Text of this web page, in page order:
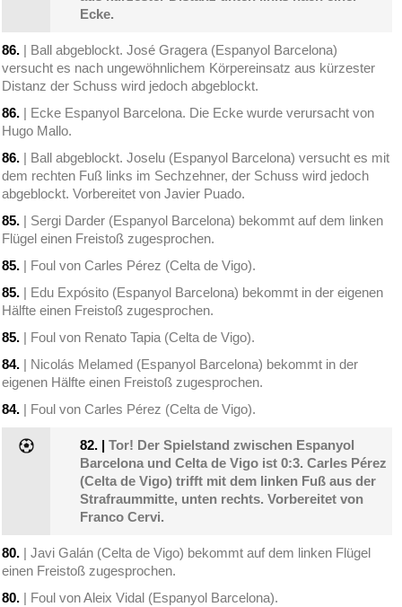
Ecke.
86. | Ball abgeblockt. José Gragera (Espanyol Barcelona)
versucht es nach ungewöhnlichem Körpereinsatz aus kürzester
Distanz der Schuss wird jedoch abgeblockt.
86. | Ecke Espanyol Barcelona. Die Ecke wurde verursacht von
Hugo Mallo.
86. | Ball abgeblockt. Joselu (Espanyol Barcelona) versucht es mit
dem rechten Fuß links im Sechzehner, der Schuss wird jedoch
abgeblockt. Vorbereitet von Javier Puado.
85. | Sergi Darder (Espanyol Barcelona) bekommt auf dem linken
Flügel einen Freistoß zugesprochen.
85. | Foul von Carles Pérez (Celta de Vigo).
85. | Edu Expósito (Espanyol Barcelona) bekommt in der eigenen
Hälfte einen Freistoß zugesprochen.
85. | Foul von Renato Tapia (Celta de Vigo).
84. | Nicolás Melamed (Espanyol Barcelona) bekommt in der
eigenen Hälfte einen Freistoß zugesprochen.
84. | Foul von Carles Pérez (Celta de Vigo).
82. |Tor! Der Spielstand zwischen Espanyol
Barcelona und Celta de Vigo ist 0:3. Carles Pérez
(Celta de Vigo) trifft mit dem linken Fuß aus der
Strafraummitte, unten rechts. Vorbereitet von
Franco Cervi.
80. | Javi Galán (Celta de Vigo) bekommt auf dem linken Flügel
einen Freistoß zugesprochen.
80. | Foul von Aleix Vidal (Espanyol Barcelona).